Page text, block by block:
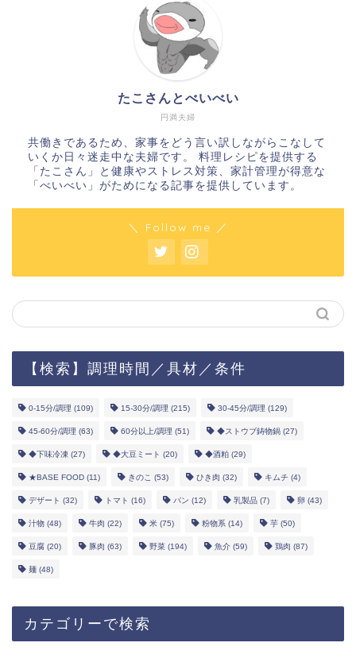
円満夫婦
たこさんとべいべい
共働きであるため、家事をどう言い訳しながらこなして
いくか日々迷走中な夫婦です。 料理レシピを提供する
「たこさん」と健康やストレス対策、家計管理が得意な
「べいべい」がためになる記事を提供しています。
＼ Follow me ／
【検索】調理時間／具材／条件
0-15分/調理 (109) 15-30分/調理 (215) 30-45分/調理 (129)
45-60分/調理 (63) 60分以上/調理 (51) ◆ストウブ鋳物鍋 (27)
◆下味冷凍 (27) ◆大豆ミート (20) ◆酒粕 (29)
★BASE FOOD (11) きのこ (53) ひき肉 (32) キムチ (4)
デザート (32) トマト (16) パン (12) 乳製品 (7) 卵 (43)
汁物 (48) 牛肉 (22) 米 (75) 粉物系 (14) 芋 (50)
豆腐 (20) 豚肉 (63) 野菜 (194) 魚介 (59) 鶏肉 (87)
麺 (48)
カテゴリーで検索